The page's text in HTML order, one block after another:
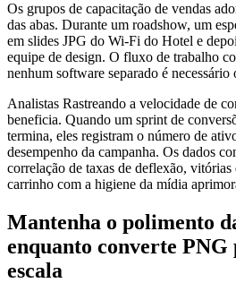
Os grupos de capacitação de vendas
das abas. Durante um roadshow, um
em slides JPG do Wi-Fi do Hotel e
equipe de design. O fluxo de trabalho
nenhum software separado é
Analistas Rastreando a velocidade de
beneficia. Quando um sprint de
termina, eles registram o número de
desempenho da campanha. Os dados
correlação de taxas de deflexão,
carrinho com a higiene da mídia
Mantenha o polimento
enquanto converte PNG
escala